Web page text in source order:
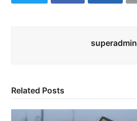
superadmin
Related Posts